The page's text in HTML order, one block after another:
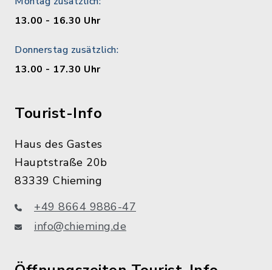
13.00 - 16.30 Uhr
Donnerstag zusätzlich:
13.00 - 17.30 Uhr
Tourist-Info
Haus des Gastes
Hauptstraße 20b
83339 Chieming
+49 8664 9886-47
info@chieming.de